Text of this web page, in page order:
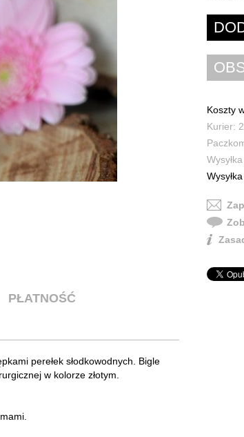
Koszty
Kurier:
PŁATNOŚĆ
perełek słodkowodnych. Bigle
w kolorze złotym.